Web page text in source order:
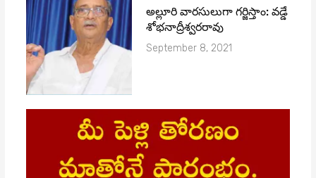
అల్లూరి వారసులుగా గర్జిస్తాం: వడ్డే
శోభనాద్రీశ్వరరావు
September 8, 2021